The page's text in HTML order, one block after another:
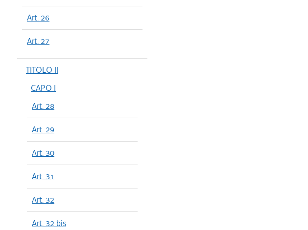
Art. 26
Art. 27
TITOLO II
CAPO I
Art. 28
Art. 29
Art. 30
Art. 31
Art. 32
Art. 32 bis